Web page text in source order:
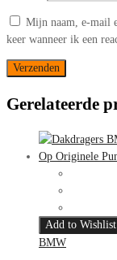
Mijn naam, e-mail
keer wanneer ik een
Gerelateerde
Add to Wishlist
BMW